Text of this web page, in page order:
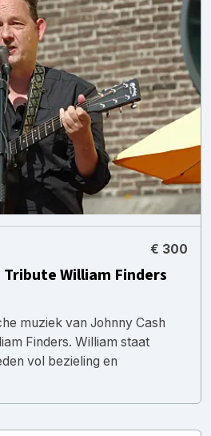
€ 300
William Finders
muziek van Johnny Cash
Finders. William staat
vol bezieling en